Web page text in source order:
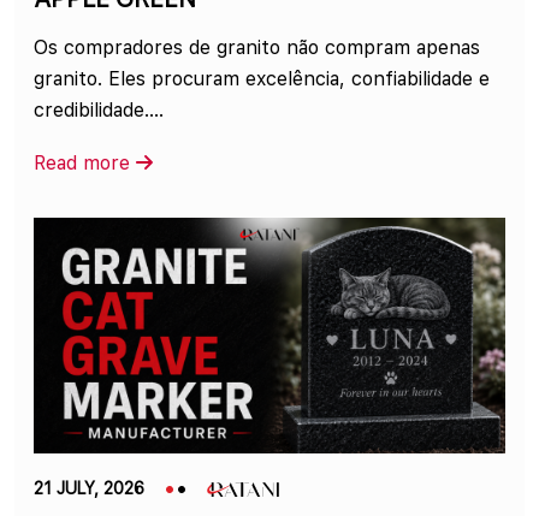
Os compradores de granito não compram apenas
granito. Eles procuram excelência, confiabilidade e
credibilidade....
Read more
21 JULY, 2026